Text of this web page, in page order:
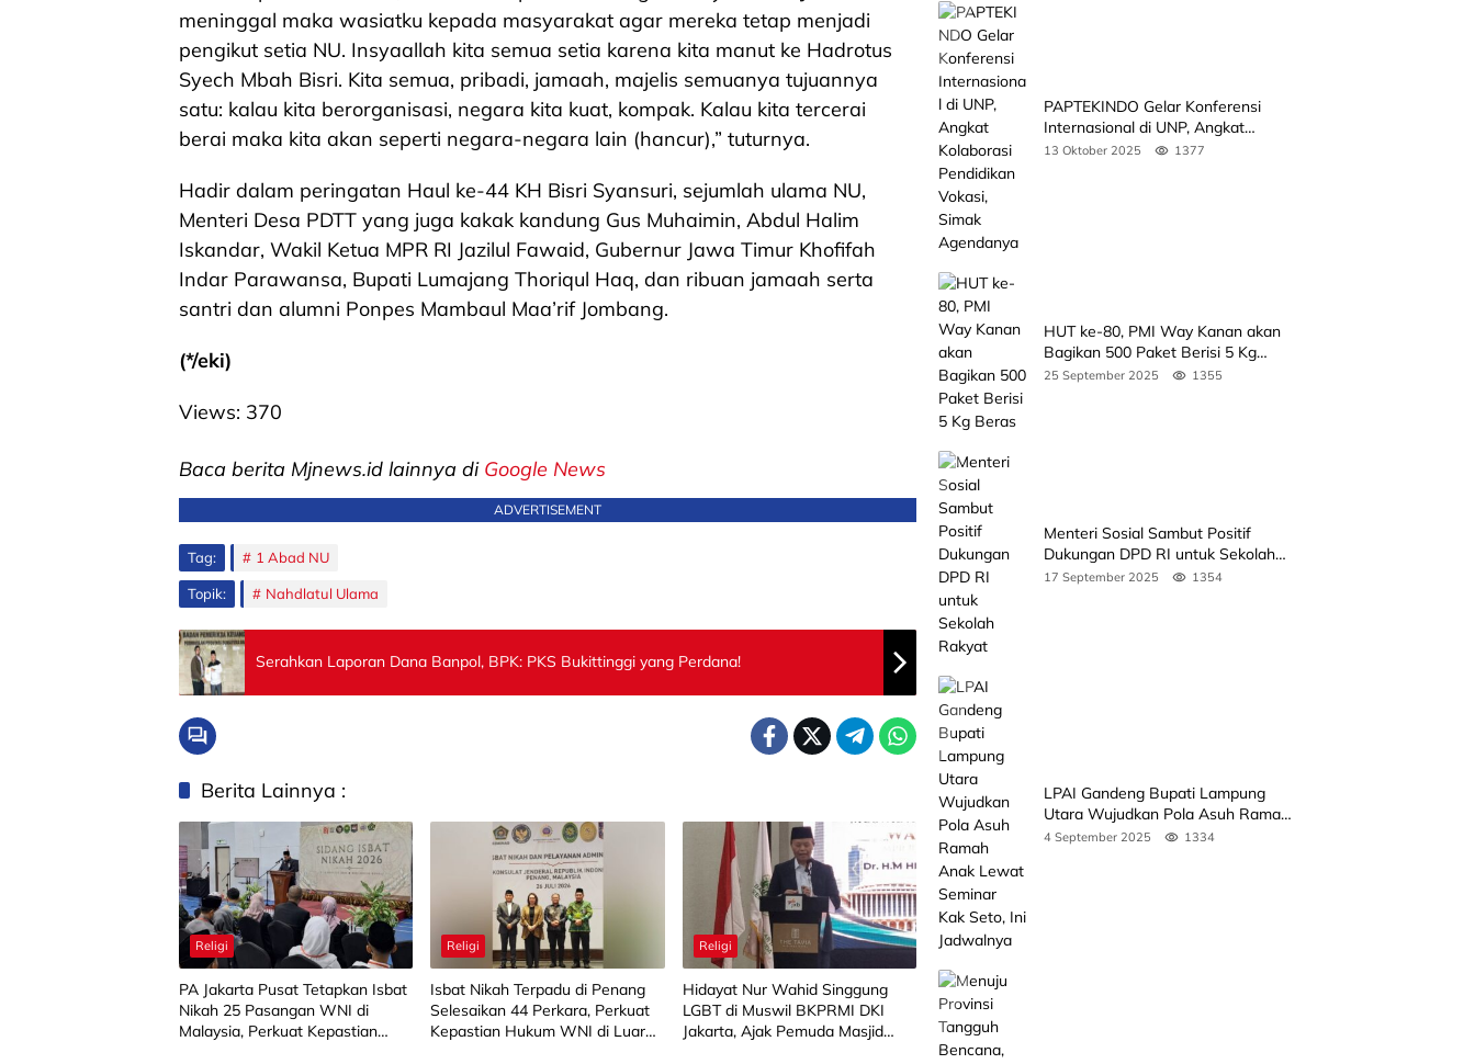
meninggal maka wasiatku kepada masyarakat agar mereka tetap menjadi
pengikut setia NU. Insyaallah kita semua setia karena kita manut ke Hadrotus
Syech Mbah Bisri. Kita semua, pribadi, jamaah, majelis semuanya tujuannya
satu: kalau kita berorganisasi, negara kita kuat, kompak. Kalau kita tercerai
berai maka kita akan seperti negara-negara lain (hancur),” tuturnya.
Hadir dalam peringatan Haul ke-44 KH Bisri Syansuri, sejumlah ulama NU,
Menteri Desa PDTT yang juga kakak kandung Gus Muhaimin, Abdul Halim
Iskandar, Wakil Ketua MPR RI Jazilul Fawaid, Gubernur Jawa Timur Khofifah
Indar Parawansa, Bupati Lumajang Thoriqul Haq, dan ribuan jamaah serta
santri dan alumni Ponpes Mambaul Maa’rif Jombang.
(*/eki)
Views: 370
Baca berita Mjnews.id lainnya di Google News
ADVERTISEMENT
Tag: 1 Abad NU
Topik: Nahdlatul Ulama
Serahkan Laporan Dana Banpol, BPK: PKS Bukittinggi yang Perdana!
Berita Lainnya :
Religi
PA Jakarta Pusat Tetapkan Isbat
Nikah 25 Pasangan WNI di
Malaysia, Perkuat Kepastian
Religi
Isbat Nikah Terpadu di Penang
Selesaikan 44 Perkara, Perkuat
Kepastian Hukum WNI di Luar
Religi
Hidayat Nur Wahid Singgung
LGBT di Muswil BKPRMI DKI
Jakarta, Ajak Pemuda Masjid
PAPTEKINDO Gelar Konferensi
Internasional di UNP, Angkat
Kolaborasi Pendidikan Vokasi,
13 Oktober 2025 1377
HUT ke-80, PMI Way Kanan akan
Bagikan 500 Paket Berisi 5 Kg
Beras
25 September 2025 1355
Menteri Sosial Sambut Positif
Dukungan DPD RI untuk Sekolah
Rakyat
17 September 2025 1354
LPAI Gandeng Bupati Lampung
Utara Wujudkan Pola Asuh Ramah
Anak Lewat Seminar Kak Seto, Ini
4 September 2025 1334